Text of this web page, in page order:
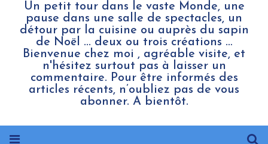
Un petit tour dans le vaste Monde, une
pause dans une salle de spectacles, un
détour par la cuisine ou auprès du sapin
de Noël ... deux ou trois créations …
Bienvenue chez moi , agréable visite, et
n'hésitez surtout pas à laisser un
commentaire. Pour être informés des
articles récents, n’oubliez pas de vous
abonner. A bientôt.